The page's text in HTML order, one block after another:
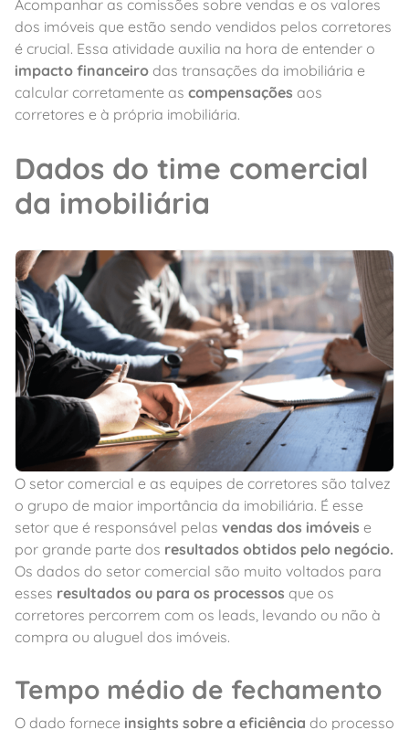
Acompanhar as comissões sobre vendas e os valores
dos imóveis que estão sendo vendidos pelos corretores
é crucial. Essa atividade auxilia na hora de entender o
impacto financeiro das transações da imobiliária e
calcular corretamente as compensações aos
corretores e à própria imobiliária.
Dados do time comercial
da imobiliária
O setor comercial e as equipes de corretores são talvez
o grupo de maior importância da imobiliária. É esse
setor que é responsável pelas vendas dos imóveis e
por grande parte dos resultados obtidos pelo negócio.
Os dados do setor comercial são muito voltados para
esses resultados ou para os processos que os
corretores percorrem com os leads, levando ou não à
compra ou aluguel dos imóveis.
Tempo médio de fechamento
O dado fornece insights sobre a eficiência do processo